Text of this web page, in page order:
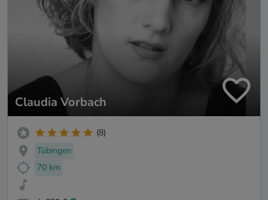
Claudia Vorbach
(8)
Tübingen
70 km